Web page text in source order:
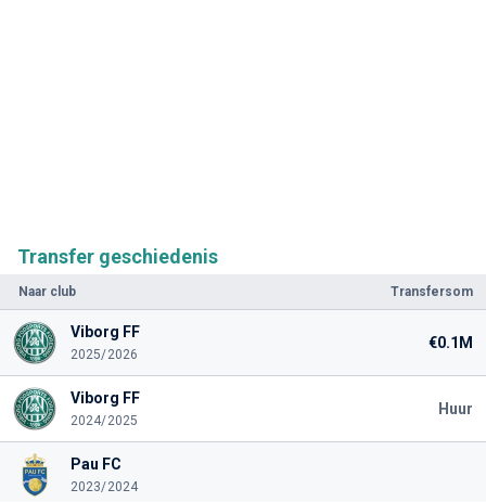
Transfer geschiedenis
Naar club Transfersom
Viborg FF
2025/2026
€0.1M
Viborg FF
2024/2025
Huur
Pau FC
2023/2024